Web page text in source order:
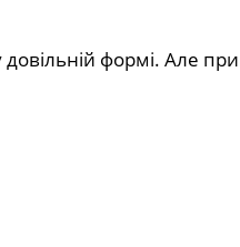
довільній формі. Але